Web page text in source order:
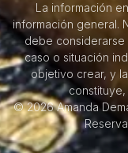
La información
información general.
debe considerarse
caso o situación
objetivo crear, y
© 2026 Amanda